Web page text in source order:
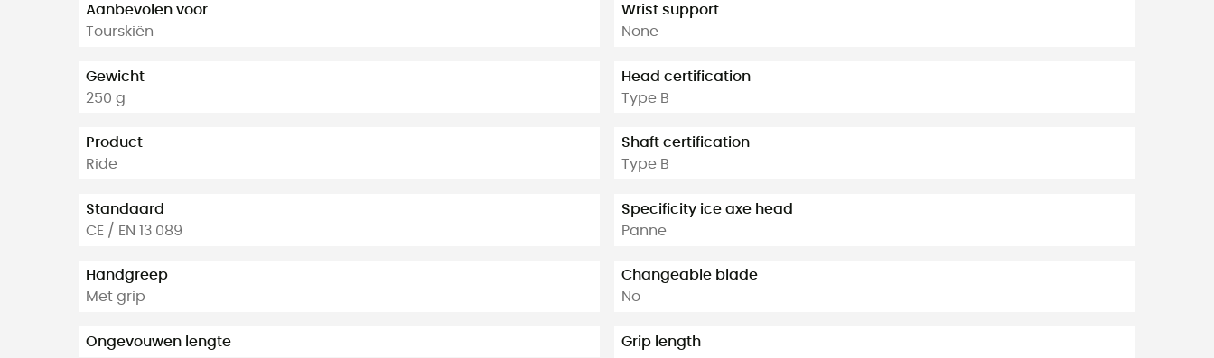
Aanbevolen voor
Tourskiën
Gewicht
250 g
Product
Ride
Standaard
CE / EN 13 089
Handgreep
Met grip
Ongevouwen lengte
Wrist support
None
Head certification
Type B
Shaft certification
Type B
Specificity ice axe head
Panne
Changeable blade
No
Grip length